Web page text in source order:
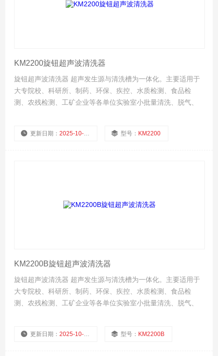
KM2200旋钮超声波清洗器
旋钮超声波清洗器 超声发生源与清洗槽为一体化。主要适用于
大专院校、科研所、制药、环保、疾控、水质检测、食品检
测、农残检测、工矿企业等各单位实验室小批量清洗、脱气、
更新日期：2025-10-08 型号： KM2200
KM2200B旋钮超声波清洗器
旋钮超声波清洗器 超声发生源与清洗槽为一体化。主要适用于
大专院校、科研所、制药、环保、疾控、水质检测、食品检
测、农残检测、工矿企业等各单位实验室小批量清洗、脱气、
更新日期：2025-10-07 型号： KM2200B